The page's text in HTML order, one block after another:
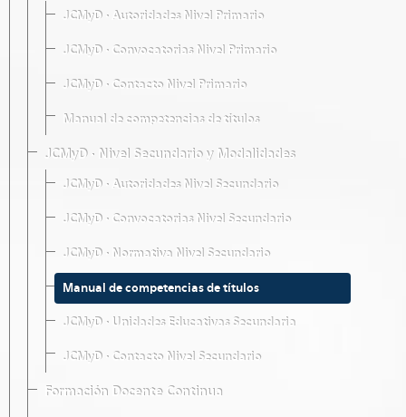
JCMyD · Autoridades Nivel Primario
JCMyD · Convocatorias Nivel Primario
JCMyD · Contacto Nivel Primario
Manual de competencias de títulos
JCMyD · Nivel Secundario y Modalidades
JCMyD · Autoridades Nivel Secundario
JCMyD · Convocatorias Nivel Secundario
JCMyD · Normativa Nivel Secundario
Manual de competencias de títulos
JCMyD · Unidades Educativas Secundaria
JCMyD · Contacto Nivel Secundario
Formación Docente Continua